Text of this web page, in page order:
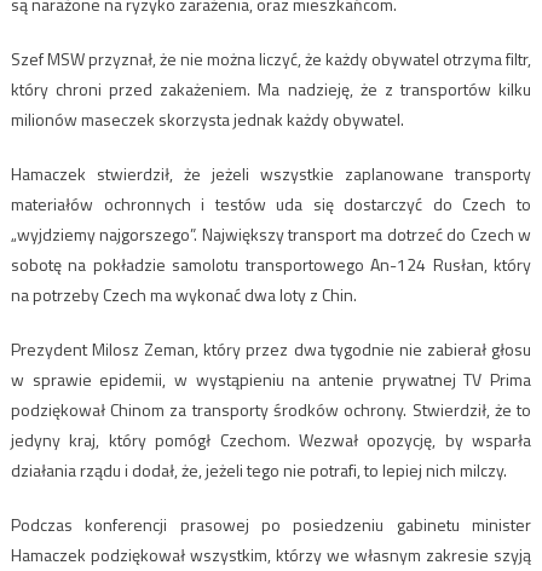
Szef MSW przyznał, że nie można liczyć, że każdy obywatel otrzyma filtr,
który chroni przed zakażeniem. Ma nadzieję, że z transportów kilku
milionów maseczek skorzysta jednak każdy obywatel.
Hamaczek stwierdził, że jeżeli wszystkie zaplanowane transporty
materiałów ochronnych i testów uda się dostarczyć do Czech to
„wyjdziemy najgorszego”. Największy transport ma dotrzeć do Czech w
sobotę na pokładzie samolotu transportowego An-124 Rusłan, który
na potrzeby Czech ma wykonać dwa loty z Chin.
Prezydent Milosz Zeman, który przez dwa tygodnie nie zabierał głosu
w sprawie epidemii, w wystąpieniu na antenie prywatnej TV Prima
podziękował Chinom za transporty środków ochrony. Stwierdził, że to
jedyny kraj, który pomógł Czechom. Wezwał opozycję, by wsparła
działania rządu i dodał, że, jeżeli tego nie potrafi, to lepiej nich milczy.
Podczas konferencji prasowej po posiedzeniu gabinetu minister
Hamaczek podziękował wszystkim, którzy we własnym zakresie szyją